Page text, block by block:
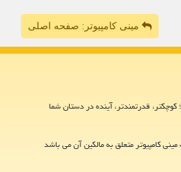
مینی کامپیوتر: صفحه اصلی
کوچکتر، قدرتمندتر، آینده در دستان شما